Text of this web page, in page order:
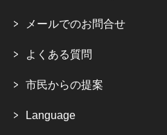
メールでのお問合せ
よくある質問
市民からの提案
Language